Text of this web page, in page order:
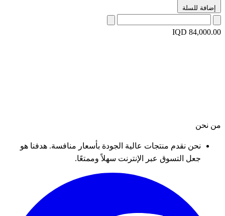
إضافة للسلة
IQD 84,000.00
من نحن
نحن نقدم منتجات عالية الجودة بأسعار منافسة. هدفنا هو
جعل التسوق عبر الإنترنت سهلاً وممتعًا.